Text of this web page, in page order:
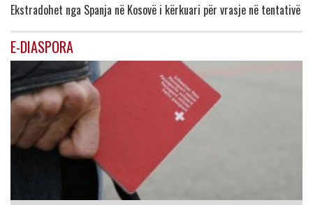
Ekstradohet nga Spanja në Kosovë i kërkuari për vrasje në tentativë
E-DIASPORA